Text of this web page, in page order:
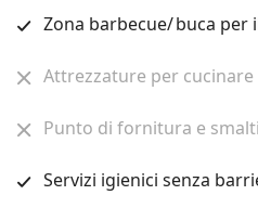
Zona barbecue/ buca per
Attrezzature per cucinare
Punto di fornitura e
Servizi igienici senza